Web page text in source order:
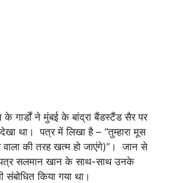
गार्डों ने मुंबई के बांद्रा बैंडस्टैंड सैर पर
था। पत्र में लिखा है – “तुम्हारा मूस
की तरह खत्म हो जाएंगे)”। जान से
पत्र सलमान खान के साथ-साथ उनके
संबोधित किया गया था।